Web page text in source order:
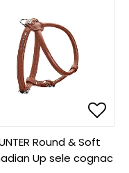
i
Round & Soft
Up sele cognac